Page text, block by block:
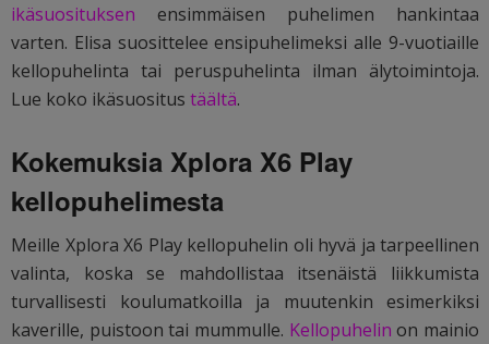
ikäsuosituksen ensimmäisen puhelimen hankintaa
varten. Elisa suosittelee ensipuhelimeksi alle 9-vuotiaille
kellopuhelinta tai peruspuhelinta ilman älytoimintoja.
Lue koko ikäsuositus täältä.
Kokemuksia Xplora X6 Play
kellopuhelimesta
Meille Xplora X6 Play kellopuhelin oli hyvä ja tarpeellinen
valinta, koska se mahdollistaa itsenäistä liikkumista
turvallisesti koulumatkoilla ja muutenkin esimerkiksi
kaverille, puistoon tai mummulle. Kellopuhelin on mainio